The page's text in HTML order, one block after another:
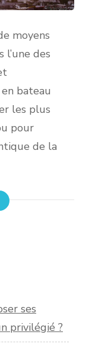
moyens
l’une des
bateau
les plus
pour
de la
ses
privilégié ?